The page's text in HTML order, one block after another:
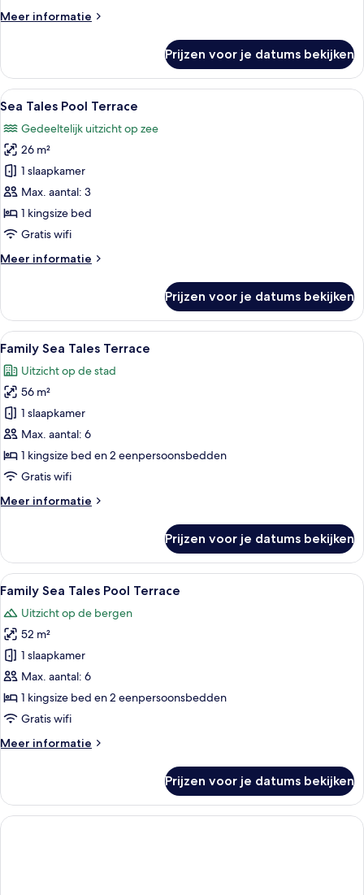
Meer informatie
Meer
Tales
Terrace
Prijzen voor je datums bekijken
Alle
foto's
voor
Sea
Tales
Pool
Terrace
laden
Een moderne hotelkamer met een
14
Sea Tales Pool Terrace
Gedeeltelijk uitzicht op zee
26 m²
1 slaapkamer
Max. aantal: 3
1 kingsize bed
Gratis wifi
Meer informatie
Meer
Tales
Pool
Terrace
Prijzen voor je datums bekijken
Alle
foto's
voor
Family
Sea
Tales
Terrace
laden
Een moderne hotelkamer met een
11
Family Sea Tales Terrace
Uitzicht op de stad
56 m²
1 slaapkamer
Max. aantal: 6
1 kingsize bed en 2 eenpersoonsbedden
Gratis wifi
Meer informatie
Meer
Sea
Tales
Terrace
Prijzen voor je datums bekijken
Alle
foto's
voor
Family
Sea
Tales
Pool
Terrace
Family Sea Tales Pool Terrace | Een
16
Family Sea Tales Pool Terrace
Uitzicht op de bergen
52 m²
1 slaapkamer
Max. aantal: 6
1 kingsize bed en 2 eenpersoonsbedden
Gratis wifi
Meer informatie
Meer
Sea
Tales
Pool
Prijzen voor je datums bekijken